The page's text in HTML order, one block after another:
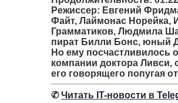
Режиссер: Евгений
Файт, Лаймонас Норейка,
Грамматиков, Людмила
пират Билли Бонс, юный
Но ему посчастливилось
компании доктора Ливси,
его говорящего попугая
✆Читать IT-новости в